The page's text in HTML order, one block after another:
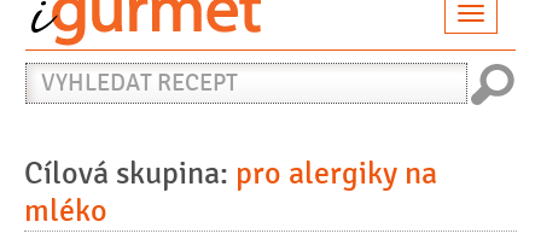
Vyhledat
recept
Cílová skupina: pro alergiky na
mléko